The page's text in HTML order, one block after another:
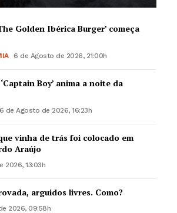
agora!
Golden Ibérica Burger’ começa
6 de Agosto de 2026, 21:00h
Boy’ anima a noite da
6 de Agosto de 2026, 16:23h
vinha de trás foi colocado em
Araújo
2026, 13:03h
arguidos livres. Como?
2026, 09:58h